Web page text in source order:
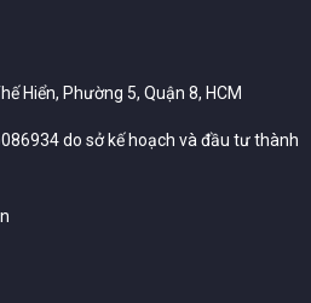
Hiển, Phường 5, Quận 8, HCM
do sở kế hoạch và đầu tư thành